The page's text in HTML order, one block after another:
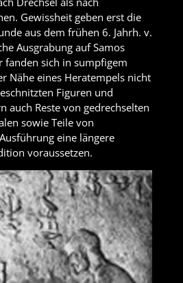
Gewissheit geben erst die
aus dem frühen 6. Jahrh. v.
Ausgrabung auf Samos
fanden sich in sumpfigem
Nähe eines Heratempels nicht
Figuren und
auch Reste von gedrechselten
sowie Teile von
eine längere
voraussetzen.